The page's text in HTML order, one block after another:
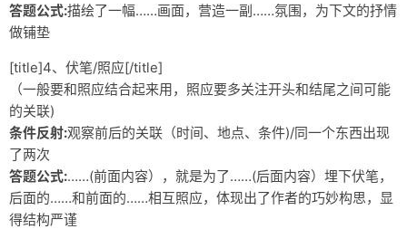
关于
答题公式:描绘了一幅……画面，营造一副……氛围，为下文的抒情
做铺垫
[title]4、伏笔/照应[/title]
（一般要和照应结合起来用，照应要多关注开头和结尾之间可能
的关联)
条件反射:观察前后的关联（时间、地点、条件)/同一个东西出现
了两次
答题公式:……(前面内容），就是为了……(后面内容）埋下伏笔，
后面的……和前面的……相互照应，体现出了作者的巧妙构思，显
得结构严谨